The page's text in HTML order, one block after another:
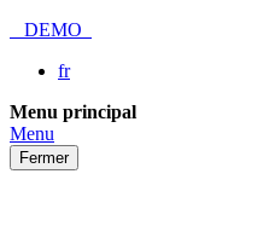
DEMO
fr
Passer
au
contenu
Menu principal
Menu
Fermer